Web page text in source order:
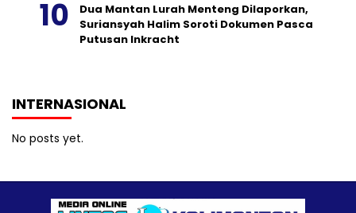
Dua Mantan Lurah Menteng Dilaporkan,
Suriansyah Halim Soroti Dokumen Pasca
Putusan Inkracht
INTERNASIONAL
No posts yet.